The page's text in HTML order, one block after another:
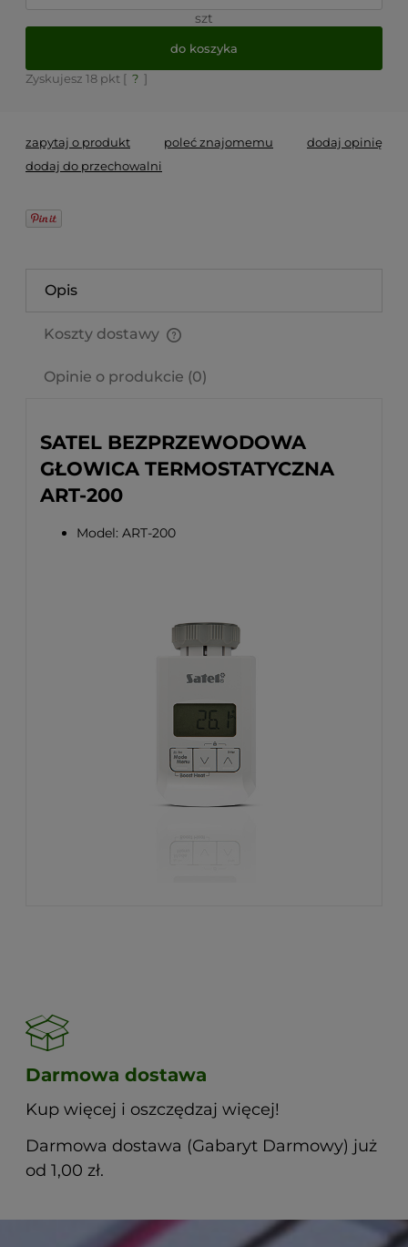
szt
do koszyka
Zyskujesz 18 pkt [ ? ]
zapytaj o produkt poleć znajomemu
dodaj opinię
dodaj do przechowalni
Opis
Koszty dostawy
Opinie o produkcie (0)
SATEL BEZPRZEWODOWA
GŁOWICA TERMOSTATYCZNA
ART-200
Model: ART-200
Darmowa dostawa
Kup więcej i oszczędzaj więcej!
Darmowa dostawa (Gabaryt Darmowy) już
od 1,00 zł.